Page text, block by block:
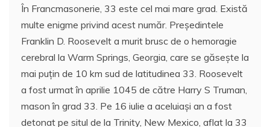
În Francmasonerie, 33 este cel mai mare grad. Există
multe enigme privind acest număr. Preşedintele
Franklin D. Roosevelt a murit brusc de o hemoragie
cerebral la Warm Springs, Georgia, care se găseşte la
mai puţin de 10 km sud de latitudinea 33. Roosevelt
a fost urmat în aprilie 1045 de către Harry S Truman,
mason în grad 33. Pe 16 iulie a aceluiaşi an a fost
detonat pe situl de la Trinity, New Mexico, aflat la 33